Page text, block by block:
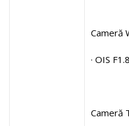
Cameră
· OIS
Cameră